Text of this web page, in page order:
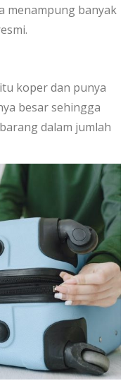
menampung banyak
koper dan punya
besar sehingga
dalam jumlah